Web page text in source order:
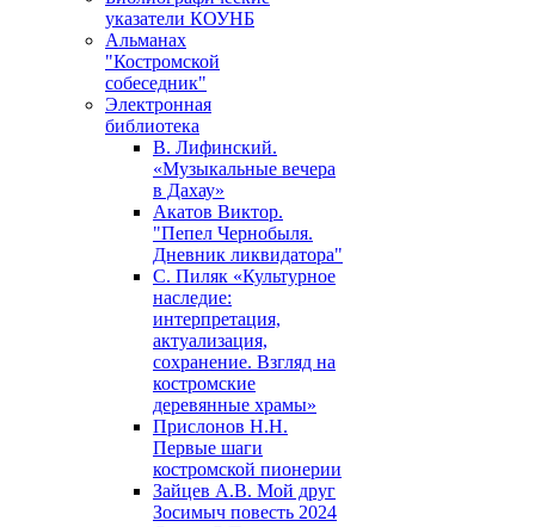
указатели КОУНБ
Альманах
"Костромской
собеседник"
Электронная
библиотека
В. Лифинский.
«Музыкальные вечера
в Дахау»
Акатов Виктор.
"Пепел Чернобыля.
Дневник ликвидатора"
С. Пиляк «Культурное
наследие:
интерпретация,
актуализация,
сохранение. Взгляд на
костромские
деревянные храмы»
Прислонов Н.Н.
Первые шаги
костромской пионерии
Зайцев А.В. Мой друг
Зосимыч повесть 2024